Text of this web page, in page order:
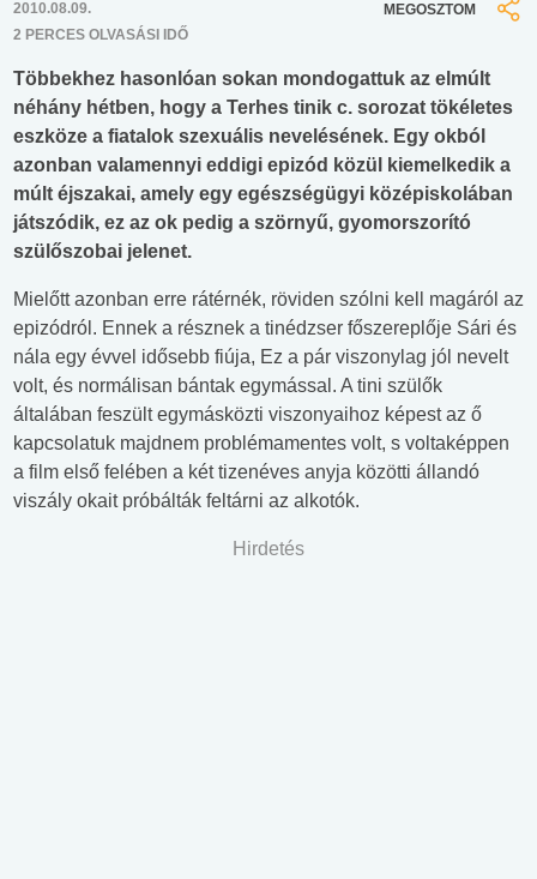
2010.08.09.
2 PERCES OLVASÁSI IDŐ
MEGOSZTOM
Többekhez hasonlóan sokan mondogattuk az elmúlt
néhány hétben, hogy a Terhes tinik c. sorozat tökéletes
eszköze a fiatalok szexuális nevelésének. Egy okból
azonban valamennyi eddigi epizód közül kiemelkedik a
múlt éjszakai, amely egy egészségügyi középiskolában
játszódik, ez az ok pedig a szörnyű, gyomorszorító
szülőszobai jelenet.
Mielőtt azonban erre rátérnék, röviden szólni kell magáról az
epizódról. Ennek a résznek a tinédzser főszereplője Sári és
nála egy évvel idősebb fiúja, Ez a pár viszonylag jól nevelt
volt, és normálisan bántak egymással. A tini szülők
általában feszült egymásközti viszonyaihoz képest az ő
kapcsolatuk majdnem problémamentes volt, s voltaképpen
a film első felében a két tizenéves anyja közötti állandó
viszály okait próbálták feltárni az alkotók.
Hirdetés